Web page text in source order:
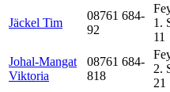
Jäckel Tim
08761 684-
92
1.
11
Johal-Mangat
Viktoria
08761 684-
818
2.
21